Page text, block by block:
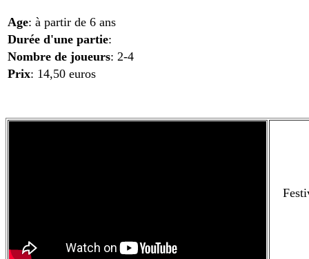
Age: à partir de 6 ans
Durée d'une partie:
Nombre de joueurs: 2-4
Prix: 14,50 euros